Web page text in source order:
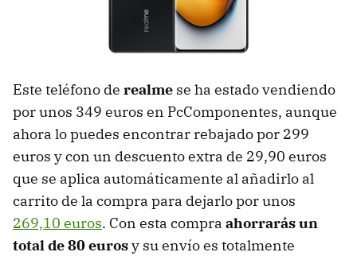
Este teléfono de realme se ha estado vendiendo
por unos 349 euros en PcComponentes, aunque
ahora lo puedes encontrar rebajado por 299
euros y con un descuento extra de 29,90 euros
que se aplica automáticamente al añadirlo al
carrito de la compra para dejarlo por unos
269,10 euros. Con esta compra ahorrarás un
total de 80 eurosy su envío es totalmente